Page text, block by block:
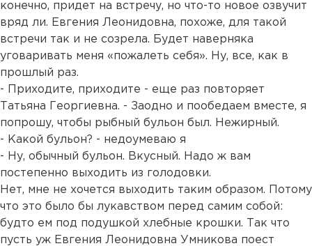
конечно, придет на встречу, но что-то новое озвучит
вряд ли. Евгения Леонидовна, похоже, для такой
встречи так и не созрела. Будет наверняка
уговаривать меня «пожалеть себя». Ну, все, как в
прошлый раз.
- Приходите, приходите - еще раз повторяет
Татьяна Георгиевна. - Заодно и пообедаем вместе, я
попрошу, чтобы рыбный бульон был. Нежирный.
- Какой бульон? - недоумеваю я
- Ну, обычный бульон. Вкусный. Надо ж вам
постепенно выходить из голодовки.
Нет, мне не хочется выходить таким образом. Потому
что это было бы лукавством перед самим собой:
будто ем под подушкой хлебные крошки. Так что
пусть уж Евгения Леонидовна Умникова поест